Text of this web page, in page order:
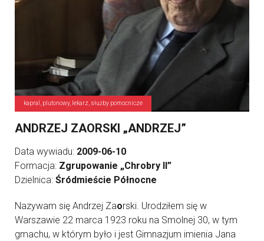
kapral, plutonowy, lekarz, służby pomocnicze
ANDRZEJ ZAORSKI „ANDRZEJ”
Data wywiadu: 2009-06-10
Formacja: Zgrupowanie „Chrobry II”
Dzielnica: Śródmieście Północne
Nazywam się Andrzej Zaorski. Urodziłem się w
Warszawie 22 marca 1923 roku na Smolnej 30, w tym
gmachu, w którym było i jest Gimnazjum imienia Jana